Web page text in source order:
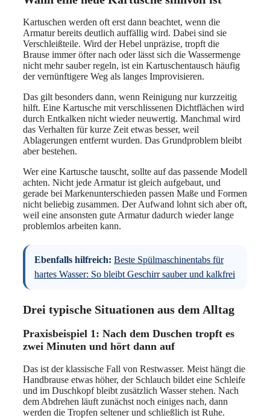
Kartuschen werden oft erst dann beachtet, wenn die
Armatur bereits deutlich auffällig wird. Dabei sind sie
Verschleißteile. Wird der Hebel unpräzise, tropft die
Brause immer öfter nach oder lässt sich die Wassermenge
nicht mehr sauber regeln, ist ein Kartuschentausch häufig
der vernünftigere Weg als langes Improvisieren.
Das gilt besonders dann, wenn Reinigung nur kurzzeitig
hilft. Eine Kartusche mit verschlissenen Dichtflächen wird
durch Entkalken nicht wieder neuwertig. Manchmal wird
das Verhalten für kurze Zeit etwas besser, weil
Ablagerungen entfernt wurden. Das Grundproblem bleibt
aber bestehen.
Wer eine Kartusche tauscht, sollte auf das passende Modell
achten. Nicht jede Armatur ist gleich aufgebaut, und
gerade bei Markenunterschieden passen Maße und Formen
nicht beliebig zusammen. Der Aufwand lohnt sich aber oft,
weil eine ansonsten gute Armatur dadurch wieder lange
problemlos arbeiten kann.
Ebenfalls hilfreich: Beste Spülmaschinentabs für
hartes Wasser: So bleibt Geschirr sauber und kalkfrei
Drei typische Situationen aus dem Alltag
Praxisbeispiel 1: Nach dem Duschen tropft es
zwei Minuten und hört dann auf
Das ist der klassische Fall von Restwasser. Meist hängt die
Handbrause etwas höher, der Schlauch bildet eine Schleife
und im Duschkopf bleibt zusätzlich Wasser stehen. Nach
dem Abdrehen läuft zunächst noch einiges nach, dann
werden die Tropfen seltener und schließlich ist Ruhe.